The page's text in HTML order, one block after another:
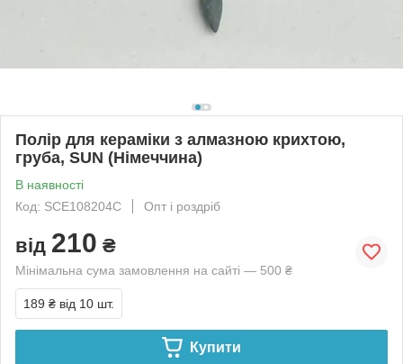
Полір для кераміки з алмазною крихтою,
груба, SUN (Німеччина)
В наявності
Код: SCE108204C
Опт і роздріб
від 210 ₴
Мінімальна сума замовлення на сайті — 500 ₴
189 ₴ від 10 шт.
Купити